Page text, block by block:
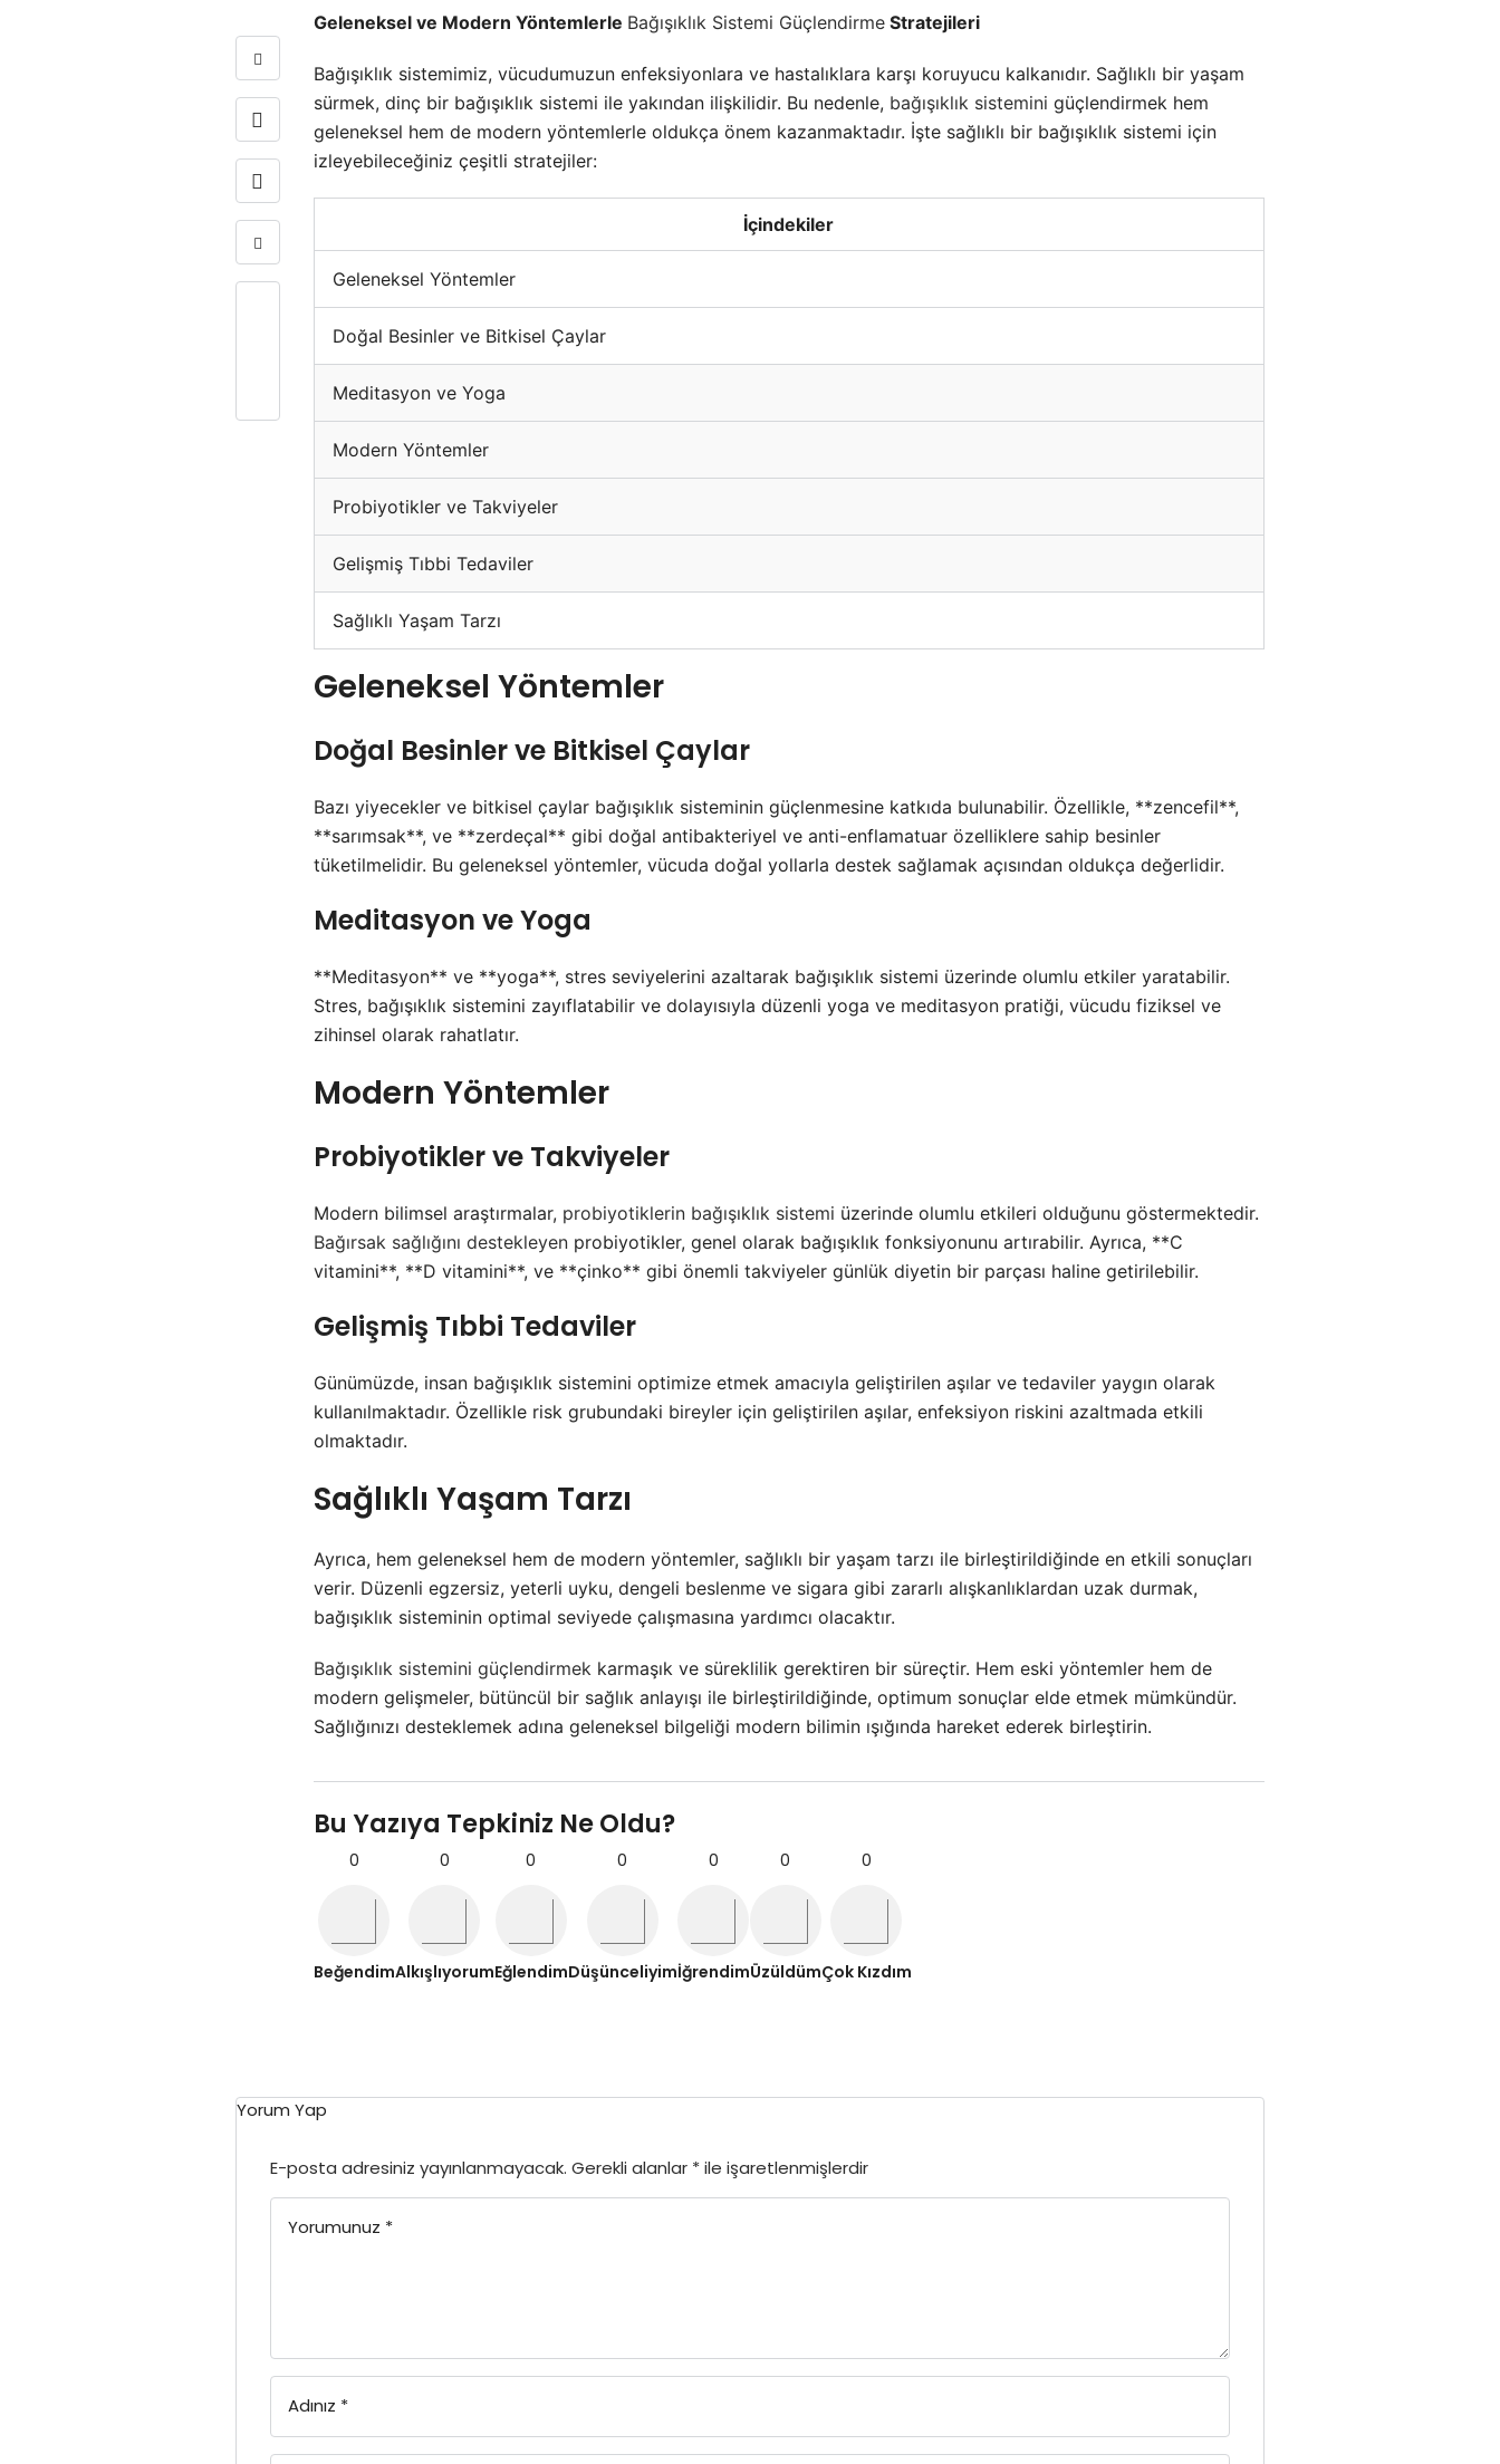
+
-
0
Geleneksel ve Modern Yöntemlerle Bağışıklık Sistemi GüçlendirmeStratejileri
Bağışıklık sistemimiz, vücudumuzun enfeksiyonlara ve hastalıklara karşı koruyucu kalkanıdır. Sağlıklı bir yaşam
sürmek, dinç bir bağışıklık sistemi ile yakından ilişkilidir. Bu nedenle, bağışıklık sistemini güçlendirmek hem
geleneksel hem de modern yöntemlerle oldukça önem kazanmaktadır. İşte sağlıklı bir bağışıklık sistemi için
izleyebileceğiniz çeşitli stratejiler:
İçindekiler
Geleneksel Yöntemler
Doğal Besinler ve Bitkisel Çaylar
Meditasyon ve Yoga
Modern Yöntemler
Probiyotikler ve Takviyeler
Gelişmiş Tıbbi Tedaviler
Sağlıklı Yaşam Tarzı
Geleneksel Yöntemler
Doğal Besinler ve Bitkisel Çaylar
Bazı yiyecekler ve bitkisel çaylar bağışıklık sisteminin güçlenmesine katkıda bulunabilir. Özellikle, **zencefil**,
**sarımsak**, ve **zerdeçal** gibi doğal antibakteriyel ve anti-enflamatuar özelliklere sahip besinler
tüketilmelidir. Bu geleneksel yöntemler, vücuda doğal yollarla destek sağlamak açısından oldukça değerlidir.
Meditasyon ve Yoga
**Meditasyon** ve **yoga**, stres seviyelerini azaltarak bağışıklık sistemi üzerinde olumlu etkiler yaratabilir.
Stres, bağışıklık sistemini zayıflatabilir ve dolayısıyla düzenli yoga ve meditasyon pratiği, vücudu fiziksel ve
zihinsel olarak rahatlatır.
Modern Yöntemler
Probiyotikler ve Takviyeler
Modern bilimsel araştırmalar, probiyotiklerin bağışıklık sistemi üzerinde olumlu etkileri olduğunu göstermektedir.
Bağırsak sağlığını destekleyenprobiyotikler, genel olarak bağışıklık fonksiyonunu artırabilir. Ayrıca, **C
vitamini**, **D vitamini**, ve **çinko** gibi önemli takviyeler günlük diyetin bir parçası haline getirilebilir.
Gelişmiş Tıbbi Tedaviler
Günümüzde, insan bağışıklık sistemini optimize etmek amacıyla geliştirilen aşılar ve tedaviler yaygın olarak
kullanılmaktadır. Özellikle risk grubundaki bireyler için geliştirilen aşılar, enfeksiyon riskini azaltmada etkili
olmaktadır.
Sağlıklı Yaşam Tarzı
Ayrıca, hem geleneksel hem de modern yöntemler, sağlıklı bir yaşam tarzı ile birleştirildiğinde en etkili sonuçları
verir. Düzenli egzersiz, yeterli uyku, dengeli beslenme ve sigara gibi zararlı alışkanlıklardan uzak durmak,
bağışıklık sisteminin optimal seviyede çalışmasına yardımcı olacaktır.
Bağışıklık sistemini güçlendirmek karmaşık ve süreklilik gerektiren bir süreçtir. Hem eski yöntemler hem de
modern gelişmeler, bütüncül bir sağlık anlayışı ile birleştirildiğinde, optimum sonuçlar elde etmek mümkündür.
Sağlığınızı desteklemek adına geleneksel bilgeliği modern bilimin ışığında hareket ederek birleştirin.
Bu Yazıya Tepkiniz Ne Oldu?
0
Beğendim
0
Alkışlıyorum
0
Eğlendim
0
Düşünceliyim
0
İğrendim
0
Üzüldüm
0
Çok Kızdım
Yorum Yap
E-posta adresiniz yayınlanmayacak. Gerekli alanlar *ile işaretlenmişlerdir
Yorumunuz *
Adınız *